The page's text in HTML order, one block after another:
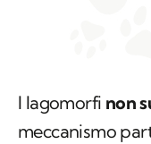
I lagomorfi non
meccanismo